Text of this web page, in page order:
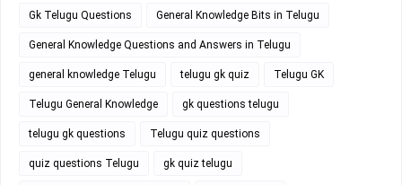
Gk Telugu Questions General Knowledge Bits in Telugu
General Knowledge Questions and Answers in Telugu
general knowledge Telugu telugu gk quiz Telugu GK
Telugu General Knowledge gk questions telugu
telugu gk questions Telugu quiz questions
quiz questions Telugu gk quiz telugu